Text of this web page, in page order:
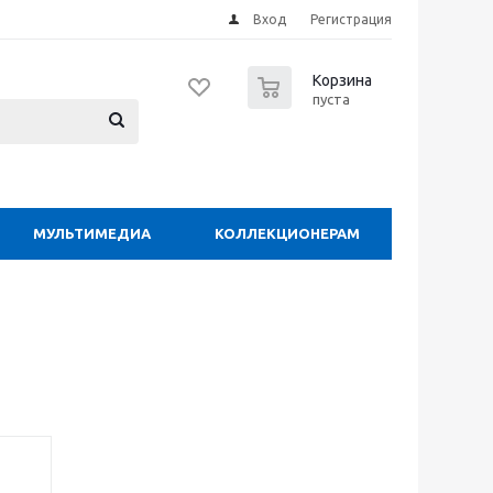
Вход Регистрация
Корзина
пуста
МУЛЬТИМЕДИА КОЛЛЕКЦИОНЕРАМ